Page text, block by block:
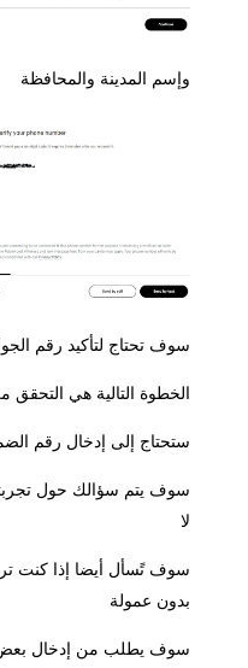
وإسم المدينة والمحافظة
سوف تحتاج لتأكيد رقم
الخطوة التالية هي التحقق
ستحتاج إلى إدخال رقم
سوف يتم سؤالك حول
لا
سوف تًسأل أيضا إذا كنت
بدون عمولة
سوف يطلب من إدخال